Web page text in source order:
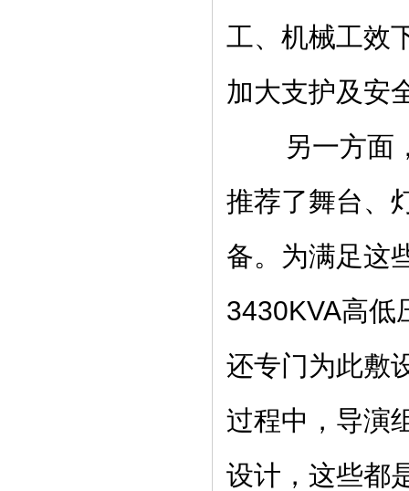
工、机械工效
加大支护及安
另一方面，
推荐了舞台、
备。为满足这
3430KVA高低
还专门为此敷
过程中，导演
设计，这些都